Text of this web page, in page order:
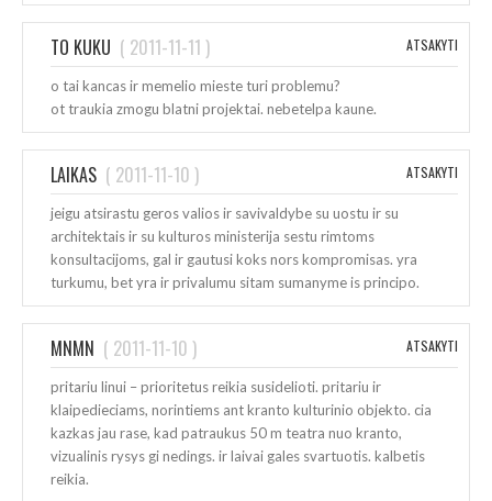
TO KUKU ( 2011-11-11 ) ATSAKYTI
o tai kancas ir memelio mieste turi problemu?
ot traukia zmogu blatni projektai. nebetelpa kaune.
LAIKAS ( 2011-11-10 ) ATSAKYTI
jeigu atsirastu geros valios ir savivaldybe su uostu ir su
architektais ir su kulturos ministerija sestu rimtoms
konsultacijoms, gal ir gautusi koks nors kompromisas. yra
turkumu, bet yra ir privalumu sitam sumanyme is principo.
MNMN ( 2011-11-10 ) ATSAKYTI
pritariu linui – prioritetus reikia susidelioti. pritariu ir
klaipedieciams, norintiems ant kranto kulturinio objekto. cia
kazkas jau rase, kad patraukus 50 m teatra nuo kranto,
vizualinis rysys gi nedings. ir laivai gales svartuotis. kalbetis
reikia.